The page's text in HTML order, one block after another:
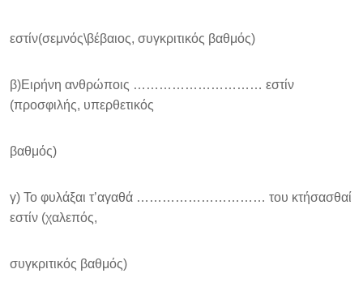
εστίν(σεμνός\βέβαιος, συγκριτικός βαθμός)
β)Ειρήνη ανθρώποις ………………………… εστίν
(προσφιλής, υπερθετικός
βαθμός)
γ) Το φυλάξαι τ’αγαθά ………………………… του κτήσασθαί
εστίν (χαλεπός,
συγκριτικός βαθμός)